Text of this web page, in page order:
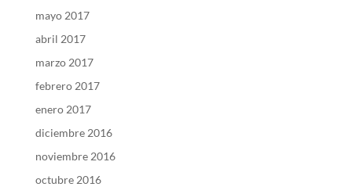
mayo 2017
abril 2017
marzo 2017
febrero 2017
enero 2017
diciembre 2016
noviembre 2016
octubre 2016